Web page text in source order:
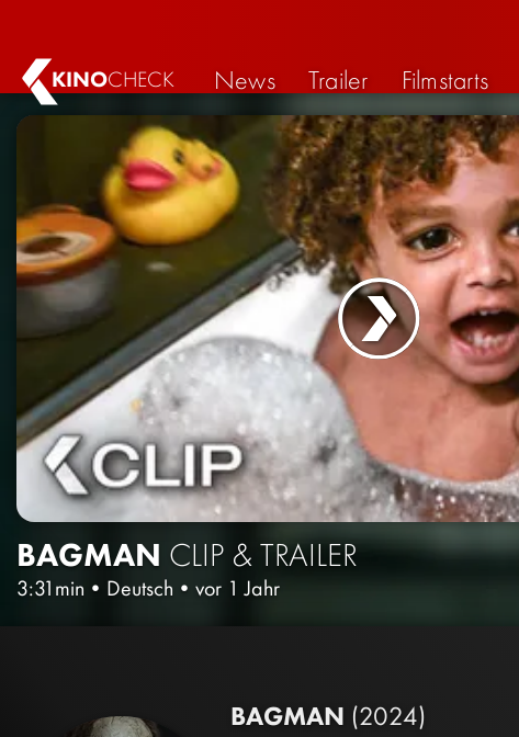
KINOCHECK News Trailer Filmstarts
BAGMAN CLIP & TRAILER
3:31min • Deutsch • vor 1 Jahr
BAGMAN (2024)